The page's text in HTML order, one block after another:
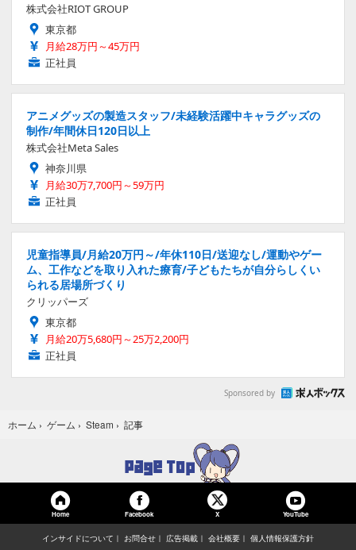
株式会社RIOT GROUP
東京都
月給28万円～45万円
正社員
アニメグッズの製造スタッフ/未経験活躍中キャラグッズの
制作/年間休日120日以上
株式会社Meta Sales
神奈川県
月給30万7,700円～59万円
正社員
児童指導員/月給20万円～/年休110日/送迎なし/運動やゲー
ム、工作などを取り入れた療育/子どもたちが自分らしくい
られる居場所づくり
クリッパーズ
東京都
月給20万5,680円～25万2,200円
正社員
Sponsored by
ホーム › ゲーム › Steam › 記事
Home Facebook X YouTube
インサイドについて お問合せ 広告掲載 会社概要 個人情報保護方針